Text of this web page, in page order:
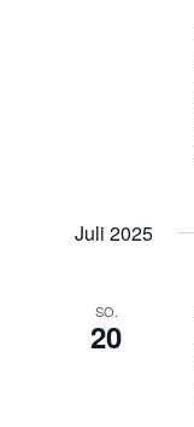
Juli 2025
SO.
20